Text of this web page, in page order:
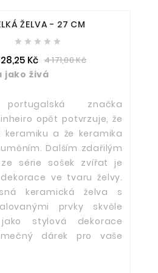
ŽELVA - 27 CM
    
Kč 4 171,00 Kč
jako živá
značka
opět potvrzuje, že
a že keramika
Dalším zdařilým
ze série sošek zvířat je
ve tvaru želvy.
keramická želva s
prvky skvěle
stylová dekorace
dárek pro vaše